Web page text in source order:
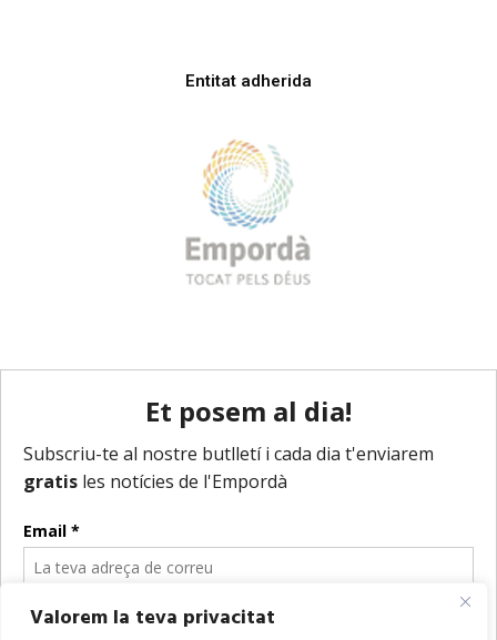
Valorem la teva privacitat
Entitat adherida